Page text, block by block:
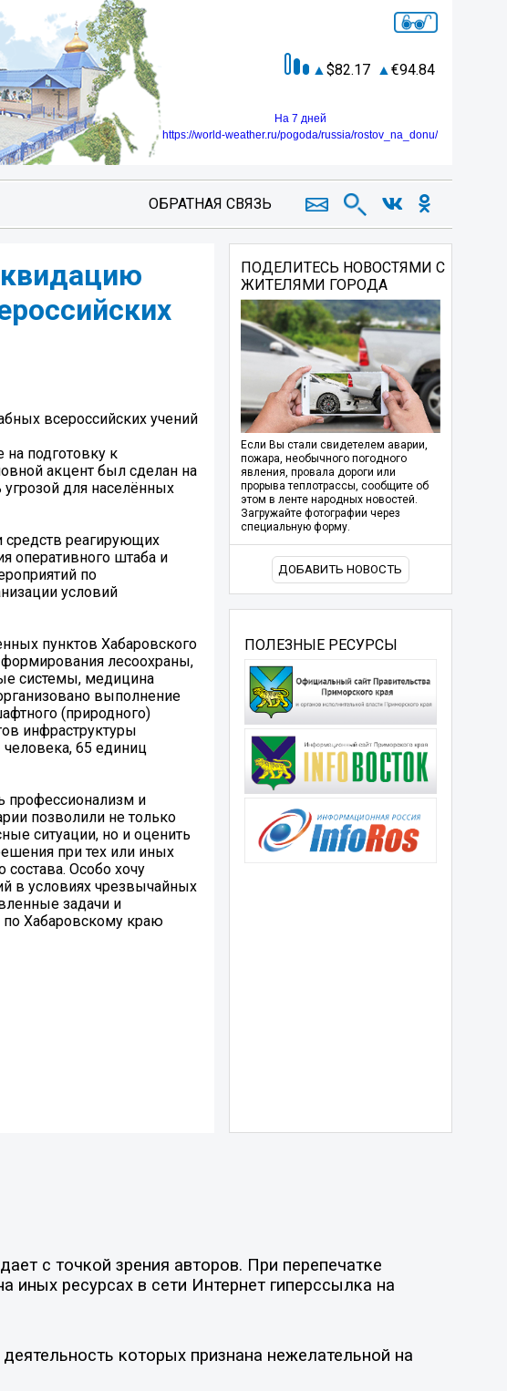
82.17 94.84
На 7 дней
https://world-weather.ru/pogoda/russia/rostov_na_donu/
ОБРАТНАЯ СВЯЗЬ
всероссийских учений
подготовку к
акцент был сделан на
для населённых
средств реагирующих
оперативного штаба и
по
условий
пунктов Хабаровского
лесоохраны,
системы, медицина
выполнение
(природного)
инфраструктуры
65 единиц
профессионализм и
позволили не только
ситуации, но и оценить
при тех или иных
Особо хочу
в условиях чрезвычайных
задачи и
по Хабаровскому краю
ПОДЕЛИТЕСЬ НОВОСТЯМИ С
ЖИТЕЛЯМИ ГОРОДА
Если Вы стали свидетелем аварии,
пожара, необычного погодного
явления, провала дороги или
прорыва теплотрассы, сообщите об
этом в ленте народных новостей.
Загружайте фотографии через
специальную форму.
ДОБАВИТЬ НОВОСТЬ
ПОЛЕЗНЫЕ РЕСУРСЫ
с точкой зрения авторов. При перепечатке
иных ресурсах в сети Интернет гиперссылка на
которых признана нежелательной на